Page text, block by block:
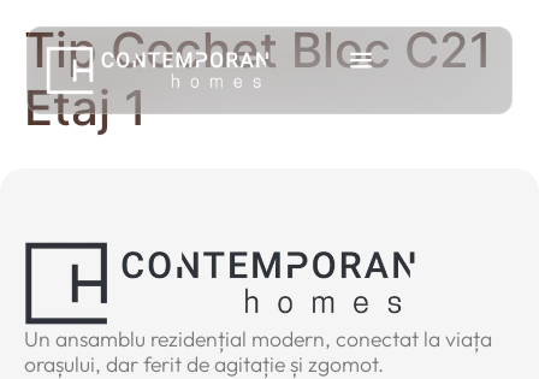
Tip Cochet Bloc C21
Etaj 1
Un ansamblu rezidențial modern, conectat la viața
orașului, dar ferit de agitație și zgomot.